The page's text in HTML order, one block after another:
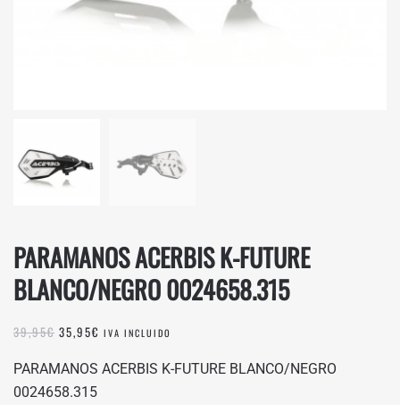
PARAMANOS ACERBIS K-FUTURE
BLANCO/NEGRO 0024658.315
39,95€ EL
ORIGINAL
ERA:
39,95€.
35,95€ EL
ACTUAL
ES:
IVA INCLUIDO
PARAMANOS ACERBIS K-FUTURE BLANCO/NEGRO
0024658.315